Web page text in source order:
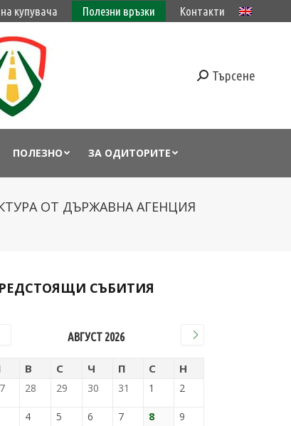
купувача Полезни връзки Контакти
Търсене
ПОЛЕЗНО ЗА ОДИТОРИТЕ
ОТ ДЪРЖАВНА АГЕНЦИЯ
СЪБИТИЯ
АВГУСТ 2026
В С Ч П С Н
28 29 30 31 1 2
4 5 6 7 8 9